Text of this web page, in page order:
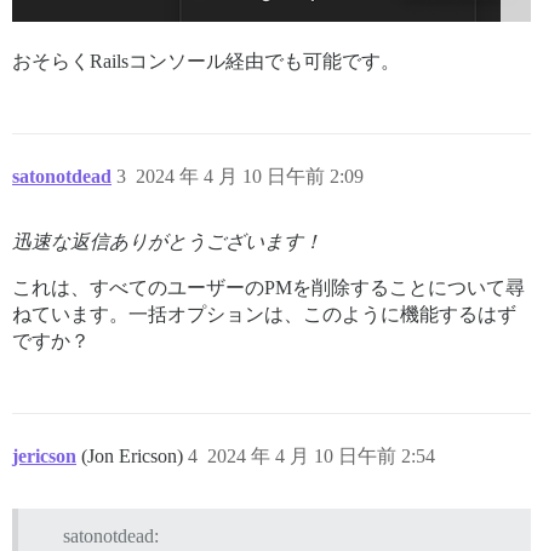
おそらくRailsコンソール経由でも可能です。
satonotdead 2024 年 4 月 10 日午前 2:09
3
迅速な返信ありがとうございます！
これは、すべてのユーザーのPMを削除することについて尋
ねています。一括オプションは、このように機能するはず
ですか？
jericson (Jon Ericson) 2024 年 4 月 10 日午前 2:54
4
satonotdead: